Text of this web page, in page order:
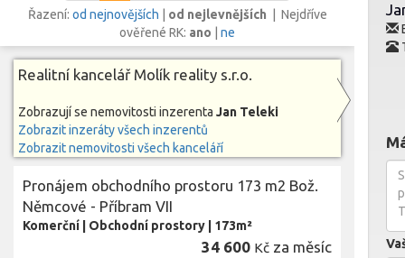
Vše
Lokalita
Lokalita
Lokalita
Řazení: od nejnovějších od nejlevnějších
| Nejdříve
ověřené RK: ano ne
Realitní kancelář Molík reality s.r.o.
Zobrazují se nemovitosti inzerenta Jan Teleki
Zobrazit inzeráty všech inzerentů
Zobrazit nemovitosti všech kanceláří
Pronájem obchodního prostoru 173 m2 Bož.
Němcové - Příbram VII
Komerční Obchodní prostory 173m²
34 600 Kč za měsíc